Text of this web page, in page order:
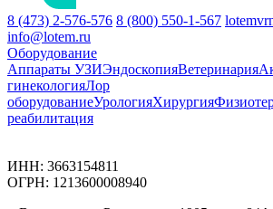
8 (473) 2-576-576 8 (800) 550-1-567
info@lotem.ru
Оборудование
Аппараты УЗИЭндоскопияВетеринария
гинекологияЛор
оборудованиеУрологияХирургия
реабилитация
ИНН: 3663154811
ОГРН: 1213600008940